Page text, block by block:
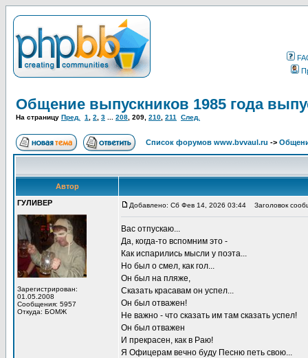
Общение выпускников 1985 года
На страницу Пред. 1 2 3 208 209 210 211 След.
Список форумов www.bvvaul.ru ->
Автор
ГУЛИВЕР
Зарегистрирован:
01.05.2008
Сообщения: 5957
Откуда: БОМЖ
Добавлено: Сб Фев 14, 2026 03:44 Заголовок
Вас отпускаю...
Да, когда-то вспомним это -
Как испарились мысли у поэта...
Но был о смел, как гол...
Он был на пляже,
Сказать красавам он успел...
Он был отважен!
Не важно - что сказать им там сказать успел!
Он был отважен
И прекрасен, как в Раю!
Я Офицерам вечно буду Песню петь свою...